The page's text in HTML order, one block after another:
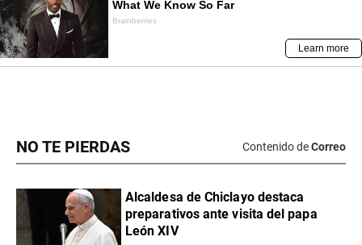
NO TE PIERDAS Contenido deCorreo
Alcaldesa de Chiclayo destaca
preparativos ante visita del papa
León XIV